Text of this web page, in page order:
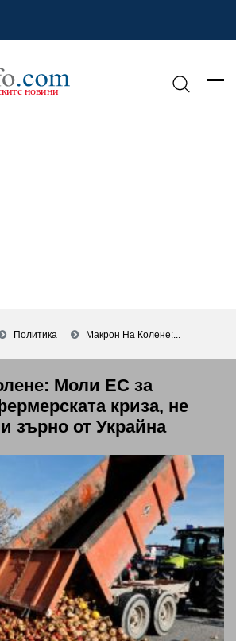
Политика Макрон На Колене:...
Моли ЕС за
криза, не
зърно от Украйна